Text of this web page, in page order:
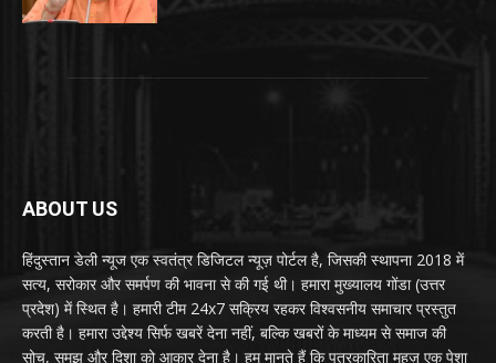
ABOUT US
हिंदुस्तान डेली न्यूज एक स्वतंत्र डिजिटल न्यूज़ पोर्टल है, जिसकी स्थापना 2018 में
सत्य, सरोकार और समर्पण की भावना से की गई थी। हमारा मुख्यालय गोंडा (उत्तर
प्रदेश) में स्थित है। हमारी टीम 24x7 सक्रिय रहकर विश्वसनीय समाचार प्रस्तुत
करती है। हमारा उद्देश्य सिर्फ खबरें देना नहीं, बल्कि खबरों के माध्यम से समाज की
सोच, समझ और दिशा को आकार देना है। हम मानते हैं कि पत्रकारिता महज़ एक पेशा